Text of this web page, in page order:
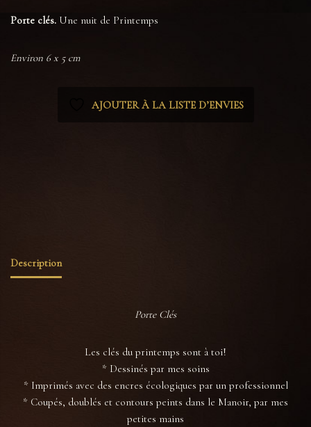
Porte clés. Une nuit de Printemps
Environ 6 x 5 cm
AJOUTER À LA LISTE D’ENVIES
Description
Porte Clés
Les clés du printemps sont à toi!
* Dessinés par mes soins
* Imprimés avec des encres écologiques par un professionnel
* Coupés, doublés et contours peints dans le Manoir, par mes
petites mains